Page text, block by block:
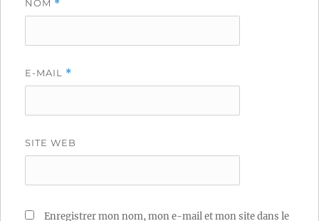
NOM *
E-MAIL *
SITE WEB
Enregistrer mon nom, mon e-mail et mon site dans le